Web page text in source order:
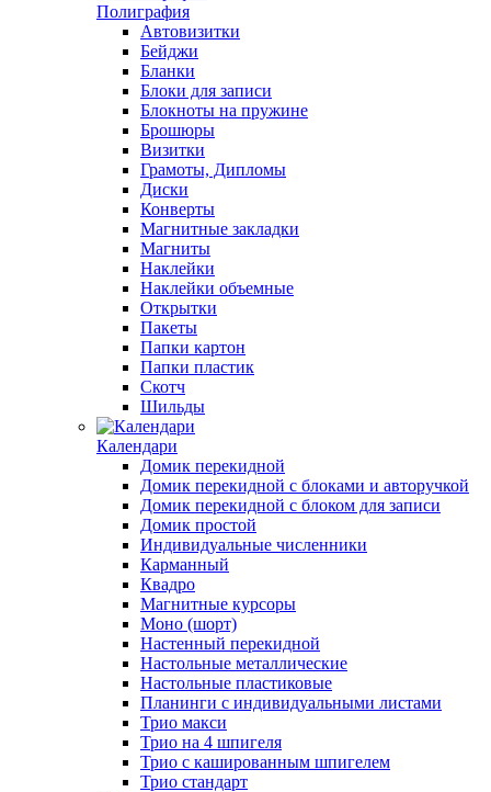
Полиграфия
Автовизитки
Бейджи
Бланки
Блоки для записи
Блокноты на пружине
Брошюры
Визитки
Грамоты, Дипломы
Диски
Конверты
Магнитные закладки
Магниты
Наклейки
Наклейки объемные
Открытки
Пакеты
Папки картон
Папки пластик
Скотч
Шильды
Календари
Домик перекидной
Домик перекидной с блоками и авторучкой
Домик перекидной с блоком для записи
Домик простой
Индивидуальные численники
Карманный
Квадро
Магнитные курсоры
Моно (шорт)
Настенный перекидной
Настольные металлические
Настольные пластиковые
Планинги с индивидуальными листами
Трио макси
Трио на 4 шпигеля
Трио с кашированным шпигелем
Трио стандарт